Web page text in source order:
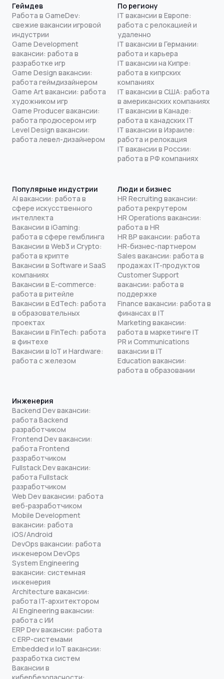
Геймдев
Работа в GameDev:
свежие вакансии игровой
индустрии
Game Development
вакансии: работа в
разработке игр
Game Design вакансии:
работа геймдизайнером
Game Art вакансии: работа
художником игр
Game Producer вакансии:
работа продюсером игр
Level Design вакансии:
работа левел-дизайнером
По региону
IT вакансии в Европе:
работа с релокацией и
удаленно
IT вакансии в Германии:
работа и карьера
IT вакансии на Кипре:
работа в кипрских
компаниях
IT вакансии в США: работа
в американских компаниях
IT вакансии в Канаде:
работа в канадских IT
IT вакансии в Израиле:
работа и релокация
IT вакансии в России:
работа в РФ компаниях
Популярные индустрии
AI вакансии: работа в
сфере искусственного
интеллекта
Вакансии в iGaming:
работа в сфере гемблинга
Вакансии в Web3 и Crypto:
работа в крипте
Вакансии в Software и SaaS
компаниях
Вакансии в E-commerce:
работа в ритейле
Вакансии в EdTech: работа
в образовательных
проектах
Вакансии в FinTech: работа
в финтехе
Вакансии в IoT и Hardware:
работа с железом
Люди и бизнес
HR Recruiting вакансии:
работа рекрутером
HR Operations вакансии:
работа в HR
HR BP вакансии: работа
HR-бизнес-партнером
Sales вакансии: работа в
продажах IT-продуктов
Customer Support
вакансии: работа в
поддержке
Finance вакансии: работа в
финансах в IT
Marketing вакансии:
работа в маркетинге IT
PR и Communications
вакансии в IT
Education вакансии:
работа в образовании
Инженерия
Backend Dev вакансии:
работа Backend
разработчиком
Frontend Dev вакансии:
работа Frontend
разработчиком
Fullstack Dev вакансии:
работа Fullstack
разработчиком
Web Dev вакансии: работа
веб-разработчиком
Mobile Development
вакансии: работа
iOS/Android
DevOps вакансии: работа
инженером DevOps
System Engineering
вакансии: системная
инженерия
Architecture вакансии:
работа IT-архитектором
AI Engineering вакансии:
работа с ИИ
ERP Dev вакансии: работа
с ERP-системами
Embedded и IoT вакансии:
разработка систем
Вакансии в